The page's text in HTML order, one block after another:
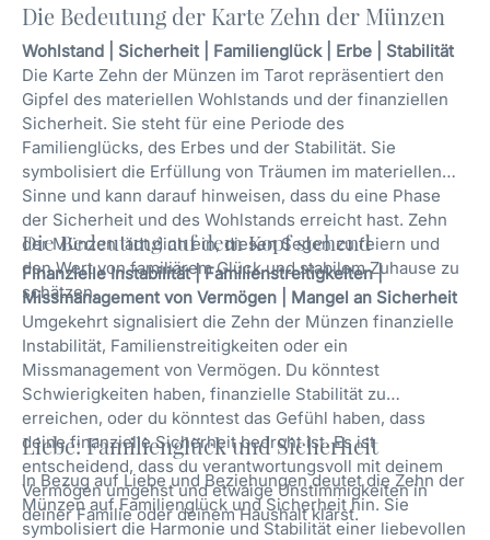
Die Bedeutung der Karte Zehn der Münzen
Wohlstand | Sicherheit | Familienglück | Erbe | Stabilität
Die Karte Zehn der Münzen im Tarot repräsentiert den
Gipfel des materiellen Wohlstands und der finanziellen
Sicherheit. Sie steht für eine Periode des
Familienglücks, des Erbes und der Stabilität. Sie
symbolisiert die Erfüllung von Träumen im materiellen
Sinne und kann darauf hinweisen, dass du eine Phase
der Sicherheit und des Wohlstands erreicht hast. Zehn
der Münzen lädt dich ein, diesen Segen zu feiern und
den Wert von familiärem Glück und stabilem Zuhause zu
schätzen.
Die Bedeutung auf dem Kopf stehend
Finanzielle Instabilität | Familienstreitigkeiten |
Missmanagement von Vermögen | Mangel an Sicherheit
Umgekehrt signalisiert die Zehn der Münzen finanzielle
Instabilität, Familienstreitigkeiten oder ein
Missmanagement von Vermögen. Du könntest
Schwierigkeiten haben, finanzielle Stabilität zu
erreichen, oder du könntest das Gefühl haben, dass
deine finanzielle Sicherheit bedroht ist. Es ist
entscheidend, dass du verantwortungsvoll mit deinem
Vermögen umgehst und etwaige Unstimmigkeiten in
deiner Familie oder deinem Haushalt klärst.
Liebe: Familienglück und Sicherheit
In Bezug auf Liebe und Beziehungen deutet die Zehn der
Münzen auf Familienglück und Sicherheit hin. Sie
symbolisiert die Harmonie und Stabilität einer liebevollen